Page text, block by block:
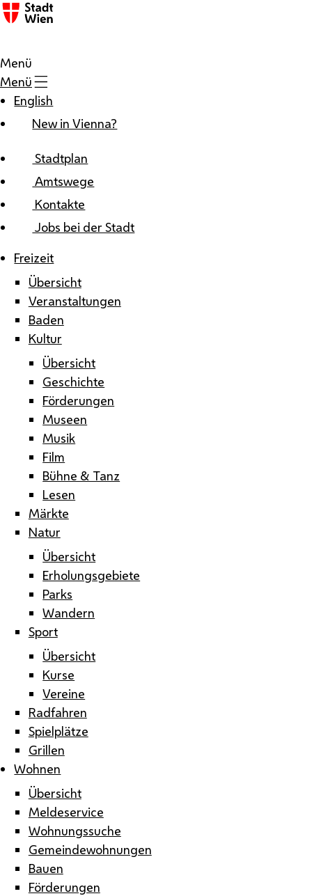
Zum Inhalt
Menü
Menü
English
New in Vienna?
Stadtplan
Amtswege
Kontakte
Jobs bei der Stadt
Freizeit
Übersicht
Veranstaltungen
Baden
Kultur
Übersicht
Geschichte
Förderungen
Museen
Musik
Film
Bühne & Tanz
Lesen
Märkte
Natur
Übersicht
Erholungsgebiete
Parks
Wandern
Sport
Übersicht
Kurse
Vereine
Radfahren
Spielplätze
Grillen
Wohnen
Übersicht
Meldeservice
Wohnungssuche
Gemeindewohnungen
Bauen
Förderungen